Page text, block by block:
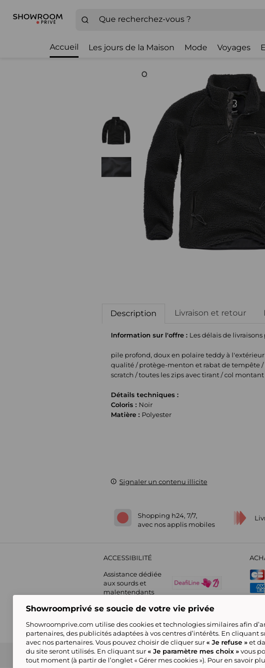
Accueil Les jours de la Maison Mode Voyages
Description Livraison et retour
Information sur l'offre : Les délais de
pile profond, doux en polaire teddy à
qualité / protège-menton et rabat de tempête /
scratch / toutes les zips avec tirant / col
Détails techniques :
Coloris : Noir
Matière : Polyester
Signaler un contenu illicite
Shopping h24, 7/7,
avec nos applis mobiles
ACCESSIBILITÉ
Assistance dédiée
aux sourds et
malentendants
Guide d'achat Showroomprive group CGV
Nos engagements
Conditions générales de la Marketplace
Showroomprivé se soucie de votre vie privée
Showroomprive.com utilise des cookies et technologies similaires afin
partenaires, des publicités adaptées à vos centres d’intérêts. En cliquant
avec nos partenaires. Vous pouvez choisir de cliquer sur« Je refuse »et
du site seront utilisés. En cliquant sur« Je paramètre mes choix »vous
tout moment (à partir de l’onglet « Gérer mes cookies »). Pour en savoir